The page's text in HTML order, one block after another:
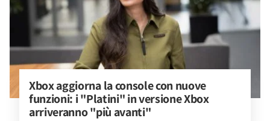
Xbox aggiorna la console con nuove
funzioni: i "Platini" in versione Xbox
arriveranno "più avanti"